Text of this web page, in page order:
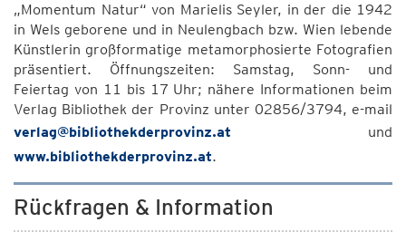
„Momentum Natur“ von Marielis Seyler, in der die 1942
in Wels geborene und in Neulengbach bzw. Wien lebende
Künstlerin großformatige metamorphosierte Fotografien
präsentiert. Öffnungszeiten: Samstag, Sonn- und
Feiertag von 11 bis 17 Uhr; nähere Informationen beim
Verlag Bibliothek der Provinz unter 02856/3794, e-mail
verlag@bibliothekderprovinz.at und
www.bibliothekderprovinz.at.
Rückfragen & Information